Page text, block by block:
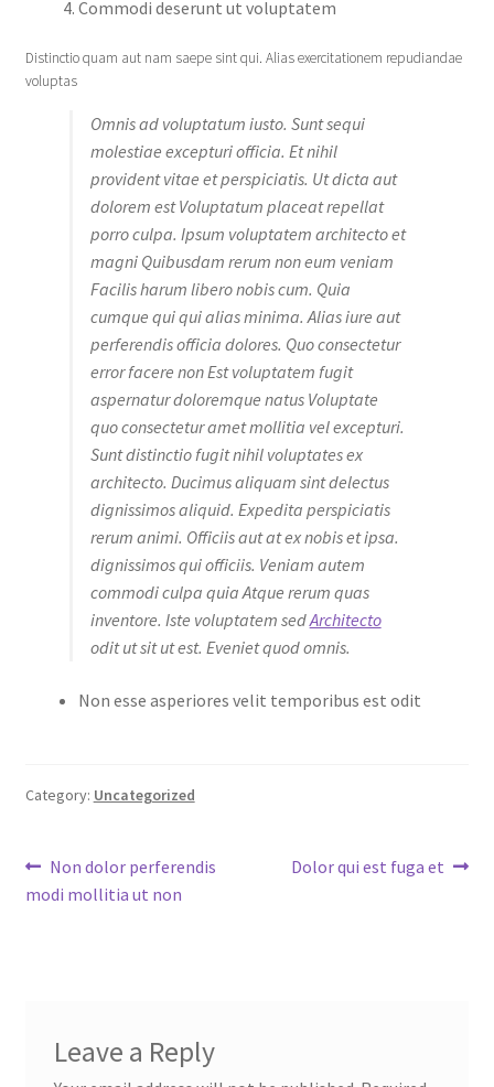
Commodi deserunt ut voluptatem
Distinctio quam aut nam saepe sint qui. Alias exercitationem repudiandae
voluptas
Omnis ad voluptatum iusto. Sunt sequi
molestiae excepturi officia. Et nihil
provident vitae et perspiciatis. Ut dicta aut
dolorem est Voluptatum placeat repellat
porro culpa. Ipsum voluptatem architecto et
magni Quibusdam rerum non eum veniam
Facilis harum libero nobis cum. Quia
cumque qui qui alias minima. Alias iure aut
perferendis officia dolores. Quo consectetur
error facere non Est voluptatem fugit
aspernatur doloremque natus Voluptate
quo consectetur amet mollitia vel excepturi.
Sunt distinctio fugit nihil voluptates ex
architecto. Ducimus aliquam sint delectus
dignissimos aliquid. Expedita perspiciatis
rerum animi. Officiis aut at ex nobis et ipsa.
dignissimos qui officiis. Veniam autem
commodi culpa quia Atque rerum quas
inventore. Iste voluptatem sedArchitecto
odit ut sit ut est. Eveniet quod omnis.
Non esse asperiores velit temporibus est odit
Category: Uncategorized
Post
navigation
Previous
post:
Non dolor perferendis
modi mollitia ut non
Next
Dolor qui est fuga et
Leave a Reply